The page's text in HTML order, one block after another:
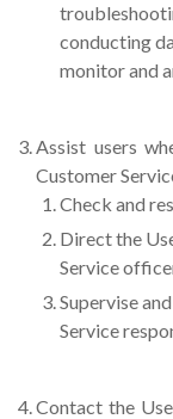
conducting
monitor and
Assist users
Customer
Check and
Direct the
Service
Supervise
Service
Contact the